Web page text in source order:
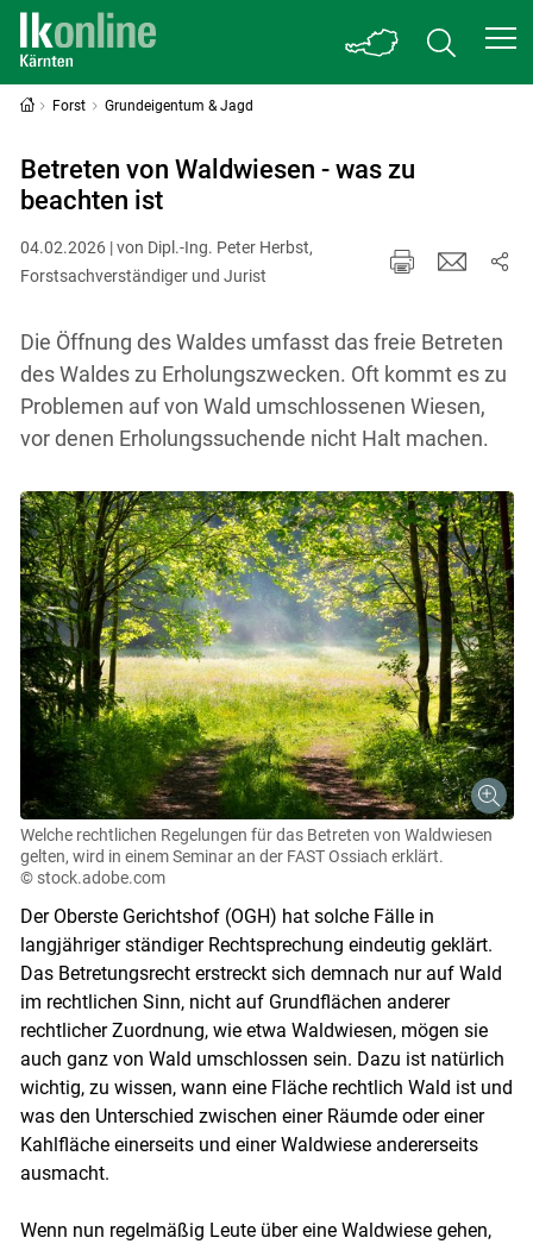
Skip to main content
Forst Grundeigentum & Jagd
Betreten von Waldwiesen - was zu
beachten ist
04.02.2026 | von Dipl.-Ing. Peter Herbst,
Forstsachverständiger und Jurist
Die Öffnung des Waldes umfasst das freie Betreten
des Waldes zu Erholungszwecken. Oft kommt es zu
Problemen auf von Wald umschlossenen Wiesen,
vor denen Erholungssuchende nicht Halt machen.
Welche rechtlichen Regelungen für das Betreten von Waldwiesen
gelten, wird in einem Seminar an der FAST Ossiach erklärt.
© stock.adobe.com
Der Oberste Gerichtshof (OGH) hat solche Fälle in
langjähriger ständiger Rechtsprechung eindeutig geklärt.
Das Betretungsrecht erstreckt sich demnach nur auf Wald
im rechtlichen Sinn, nicht auf Grundflächen anderer
rechtlicher Zuordnung, wie etwa Waldwiesen, mögen sie
auch ganz von Wald umschlossen sein. Dazu ist natürlich
wichtig, zu wissen, wann eine Fläche rechtlich Wald ist und
was den Unterschied zwischen einer Räumde oder einer
Kahlfläche einerseits und einer Waldwiese andererseits
ausmacht.
Wenn nun regelmäßig Leute über eine Waldwiese gehen,